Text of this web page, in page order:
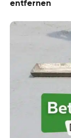
entfernen